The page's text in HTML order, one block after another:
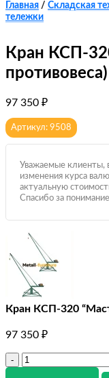
Главная / Складская
тележки
Кран КСП-
противовеса)
97 350 ₽
Артикул: 9508
Уважаемые клиенты,
изменения курса
актуальную
Спасибо за
Кран КСП-320
97 350 ₽
Количество